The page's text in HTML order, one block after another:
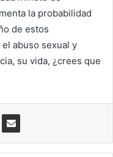
la probabilidad
de estos
abuso sexual y
su vida, ¿crees que